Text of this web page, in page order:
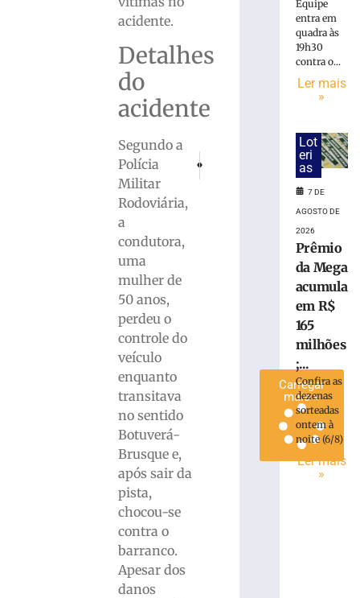
acidente.
Detalhes
do
acidente
Segundo a
Polícia
Militar
Rodoviária,
a
condutora,
uma
mulher de
50 anos,
perdeu o
controle do
veículo
enquanto
transitava
no sentido
Botuverá-
Brusque e,
após sair da
pista,
chocou-se
contra o
barranco.
Apesar dos
danos
Polícia Civil de Brusque
Começa neste final de semana a
Motociclista
morre
traseira
ônibus
durante
passageira
Carregar
mais »
Equipe
entra em
quadra às
19h30
contra o...
Ler mais
»
Lot
eri
as
7 DE
AGOSTO DE
2026
Prêmio
da Mega
acumula
em R$
165
milhões
;...
Confira as
dezenas
sorteadas
ontem à
noite (6/8)
Ler mais
»